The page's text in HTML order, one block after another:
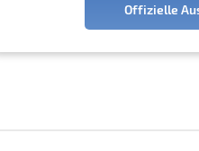
Offizielle